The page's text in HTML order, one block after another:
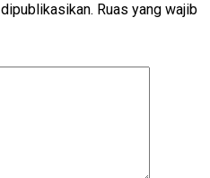
Ruas yang wajib